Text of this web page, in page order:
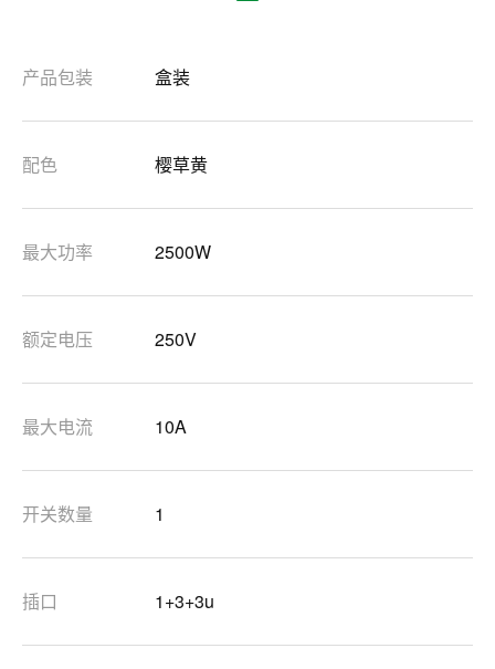
产品包装 盒装
配色 樱草黄
最大功率 2500W
额定电压 250V
最大电流 10A
开关数量 1
插口 1+3+3u